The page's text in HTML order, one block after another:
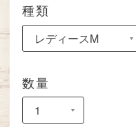
種類
数量